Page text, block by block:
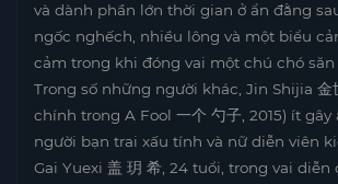
và dành phần lớn thời gian ở ẩn đằng
ngốc nghếch, nhiều lông và một biểu
cảm trong khi đóng vai một chú chó săn
Trong số những người khác, Jin Shijia 金
chính trong A Fool 一个 勺子, 2015) ít
người bạn trai xấu tính và nữ diễn viên
Gai Yuexi 盖 玥 希, 24 tuổi, trong vai diễn